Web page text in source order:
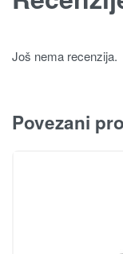
Još nema recenzija.
Povezani